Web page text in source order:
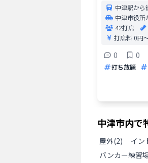
中津駅から
中津市役所
42打席
打席料0円
0 0
打ち放題
中津市内で
屋外(2) イン
バンカー練習